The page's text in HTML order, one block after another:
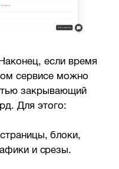
если время
сервисе можно
закрывающий
Для этого:
блоки,
и срезы.